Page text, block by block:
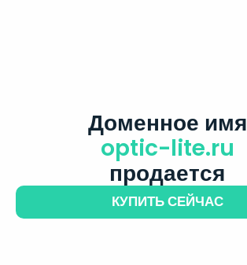
Доменное имя
optic-lite.ru
продается
КУПИТЬ СЕЙЧАС